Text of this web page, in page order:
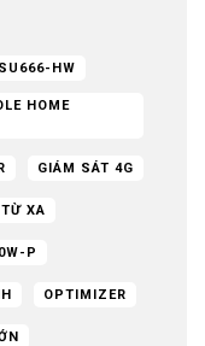
HW
HOME
GIÁM SÁT 4G
XA
P
OPTIMIZER